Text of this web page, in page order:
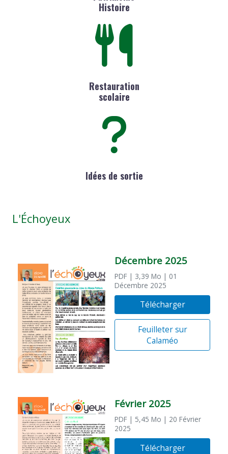
Histoire
Restauration
scolaire
Idées de sortie
L'Échoyeux
Décembre 2025
PDF | 3,39 Mo | 01
Décembre 2025
Télécharger
Feuilleter sur
Calaméo
Février 2025
PDF | 5,45 Mo | 20 Février
2025
Télécharger